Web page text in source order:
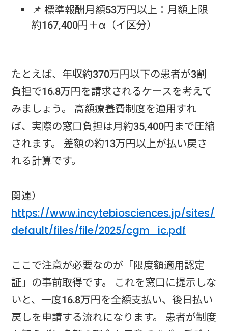
📌 標準報酬月額53万円以上：月額上限
約167,400円＋α（イ区分）
たとえば、年収約370万円以下の患者が3割
負担で16.8万円を請求されるケースを考えて
みましょう。 高額療養費制度を適用すれ
ば、実際の窓口負担は月約35,400円まで圧縮
されます。 差額の約13万円以上が払い戻さ
れる計算です。
関連）
https://www.incytebiosciences.jp/sites/
default/files/file/2025/cgm_ic.pdf
ここで注意が必要なのが「限度額適用認定
証」の事前取得です。 これを窓口に提示しな
いと、一度16.8万円を全額支払い、後日払い
戻しを申請する流れになります。 患者が制度